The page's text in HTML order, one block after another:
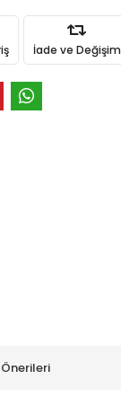
İade ve Değişim